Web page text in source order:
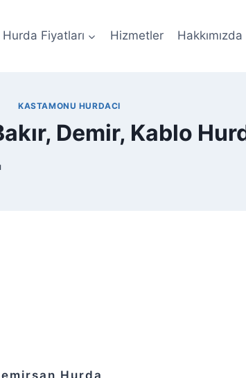
Hurda Fiyatları Hizmetler Hakkımızda
KASTAMONU HURDACI
Demir, Kablo
Hurda